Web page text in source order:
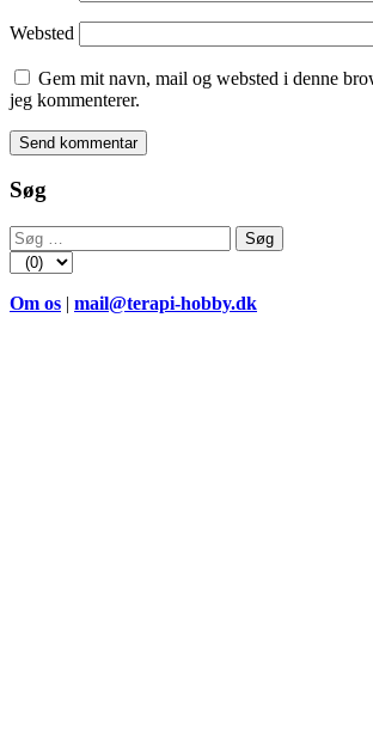
Websted
Gem mit navn, mail og websted i denne
jeg kommenterer.
Søg
Søg
efter:
Om os | mail@terapi-hobby.dk